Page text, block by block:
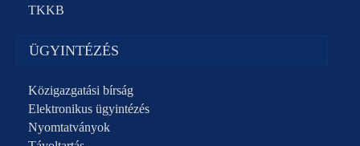
TKKB
ÜGYINTÉZÉS
Közigazgatási bírság
Elektronikus ügyintézés
Nyomtatványok